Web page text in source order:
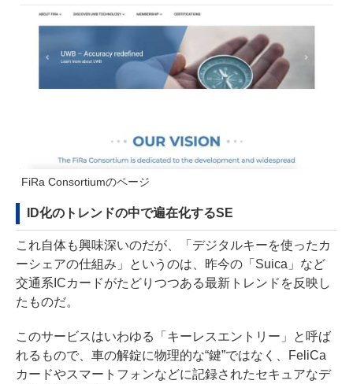
FiRa Consortiumのページ
ID化のトレンドの中で遍在化するSE
これ自体も興味深いのだが、「デジタルキーを使ったカ
ーシェアの仕組み」というのは、昨今の「Suica」など
交通系ICカードがたどりつつある最新トレンドを反映し
たものだ。
このサービスはいわゆる「キーレスエントリー」と呼ば
れるもので、車の解錠に物理的な“鍵”ではなく、FeliCa
カードやスマートフォンなどに記録されたセキュアなデ